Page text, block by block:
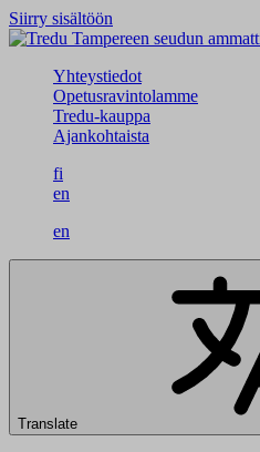
Siirry sisältöön
Yhteystiedot
Opetusravintolamme
Tredu-kauppa
Ajankohtaista
fi
en
en
Translate